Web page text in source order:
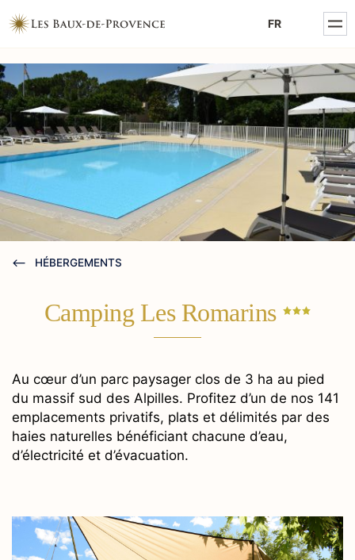
FR
POLITIQUE DE CONFIDENTIALITÉ
HÉBERGEMENTS
Camping Les Romarins
Au cœur d’un parc paysager clos de 3 ha au pied
du massif sud des Alpilles. Profitez d’un de nos 141
emplacements privatifs, plats et délimités par des
haies naturelles bénéficiant chacune d’eau,
d’électricité et d’évacuation.